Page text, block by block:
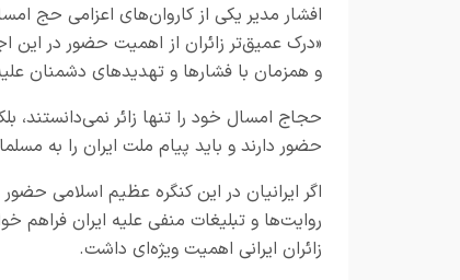
افشار مدیر یکی از کاروان‌های اعزامی حج
«درک عمیق‌تر زائران از اهمیت حضور در
و همزمان با فشارها و تهدیدهای دشمنان
حجاج امسال خود را تنها زائر
حضور دارند و باید پیام ملت ایران را به
اگر ایرانیان در این کنگره عظیم اسلامی
روایت‌ها و تبلیغات منفی علیه ایران فراهم
زائران ایرانی اهمیت ویژه‌ای داشت.